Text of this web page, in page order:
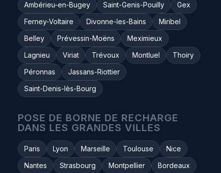
Ambérieu-en-Bugey
Saint-Genis-Pouilly
Gex
Ferney-Voltaire
Divonne-les-Bains
Miribel
Belley
Prévessin-Moëns
Meximieux
Lagnieu
Viriat Trévoux Montluel
Thoiry
Péronnas
Jassans-Riottier
Saint-Denis-lès-Bourg
POSE DE BORNE DE RECHARGE
DANS LES GRANDES VILLES
Paris Lyon Marseille Toulouse
Nice
Nantes
Strasbourg Montpellier
Bordeaux